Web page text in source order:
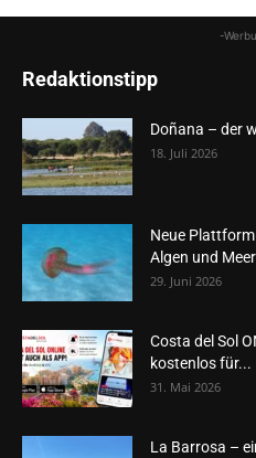
-
Redaktionstipp
Doñana – der
18. Juli 2026
Neue
Algen und
29. Juni 2026
Costa del Sol
kostenlos für...
31. Mai 2026
La Barrosa –